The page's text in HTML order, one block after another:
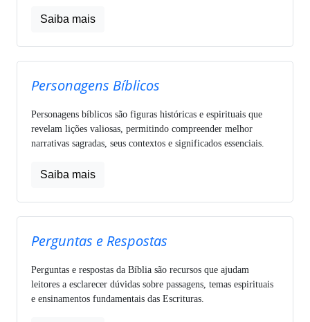
Saiba mais
Personagens Bíblicos
Personagens bíblicos são figuras históricas e espirituais que
revelam lições valiosas, permitindo compreender melhor
narrativas sagradas, seus contextos e significados essenciais.
Saiba mais
Perguntas e Respostas
Perguntas e respostas da Bíblia são recursos que ajudam
leitores a esclarecer dúvidas sobre passagens, temas espirituais
e ensinamentos fundamentais das Escrituras.